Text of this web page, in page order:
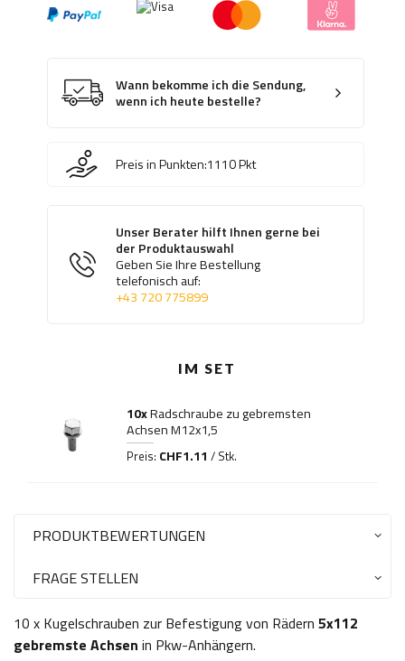
Wann bekomme ich die Sendung,
wenn ich heute bestelle?
Preis in Punkten:1110Pkt
Unser Berater hilft Ihnen gerne bei
der Produktauswahl
Geben Sie Ihre Bestellung
telefonisch auf:
+43 720 775899
IM SET
10xRadschraube zu gebremsten
Achsen M12x1,5
Preis: CHF1.11 / Stk.
PRODUKTBEWERTUNGEN
FRAGE STELLEN
10 x Kugelschrauben zur Befestigung von Rädern 5x112
gebremste Achsen in Pkw-Anhängern.